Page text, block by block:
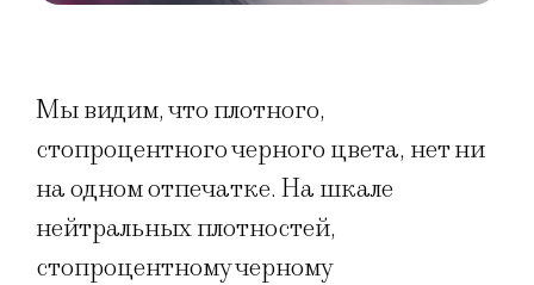
Мы видим, что плотного,
стопроцентного черного цвета, нет ни
на одном отпечатке. На шкале
нейтральных плотностей,
стопроцентному черному